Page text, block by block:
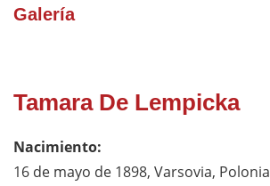
Galería
Tamara De Lempicka
Nacimiento:
16 de mayo de 1898, Varsovia, Polonia